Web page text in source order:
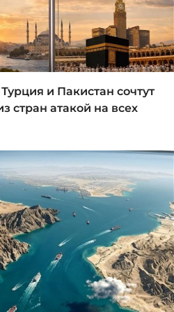
и Пакистан сочтут
стран атакой на всех